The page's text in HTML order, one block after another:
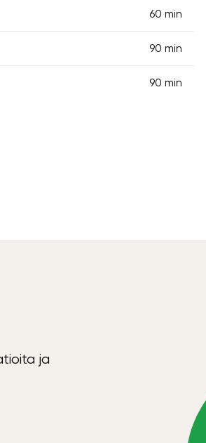
60 min
90 min
90 min
ja